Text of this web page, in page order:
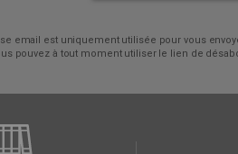
email est uniquement utilisée pour vous
pouvez à tout moment utiliser le lien de